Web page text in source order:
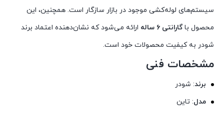
سیستم‌های لوله‌کشی موجود در بازار سازگار است. همچنین، این
محصول باگارانتی ۶ ساله
ارائه می‌شود که نشان‌دهنده اعتماد برند
شودر به کیفیت محصولات خود است.
مشخصات فنی
برند: شودر
مدل: تاین